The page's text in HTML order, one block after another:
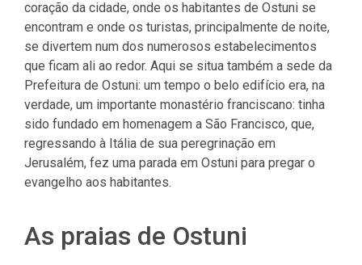
coração da cidade, onde os habitantes de Ostuni se
encontram e onde os turistas, principalmente de noite,
se divertem num dos numerosos estabelecimentos
que ficam ali ao redor. Aqui se situa também a sede da
Prefeitura de Ostuni: um tempo o belo edifício era, na
verdade, um importante monastério franciscano: tinha
sido fundado em homenagem a São Francisco, que,
regressando à Itália de sua peregrinação em
Jerusalém, fez uma parada em Ostuni para pregar o
evangelho aos habitantes.
As praias de Ostuni